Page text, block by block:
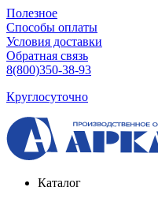
Полезное
Способы оплаты
Условия доставки
Обратная связь
8(800)350-38-93
Круглосуточно
Каталог